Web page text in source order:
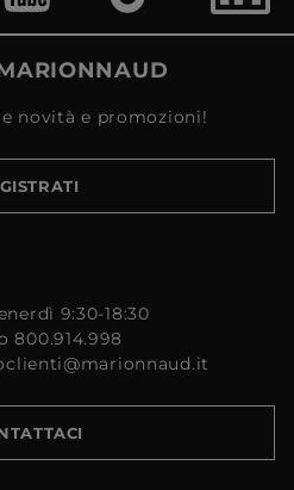
novità e promozioni!
9:30-18:30
800.914.998